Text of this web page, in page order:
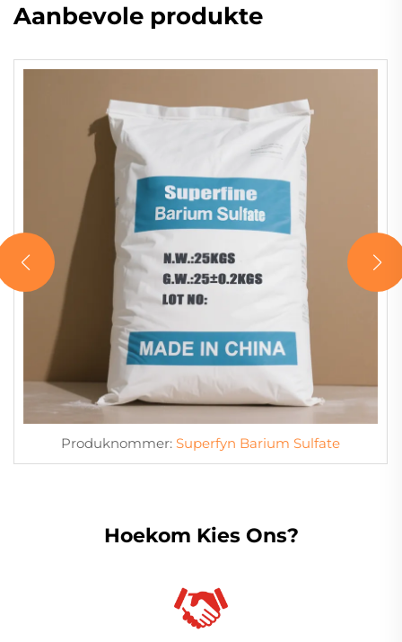
Aanbevole produkte
Produknommer: Superfyn Barium Sulfate
Hoekom Kies Ons?